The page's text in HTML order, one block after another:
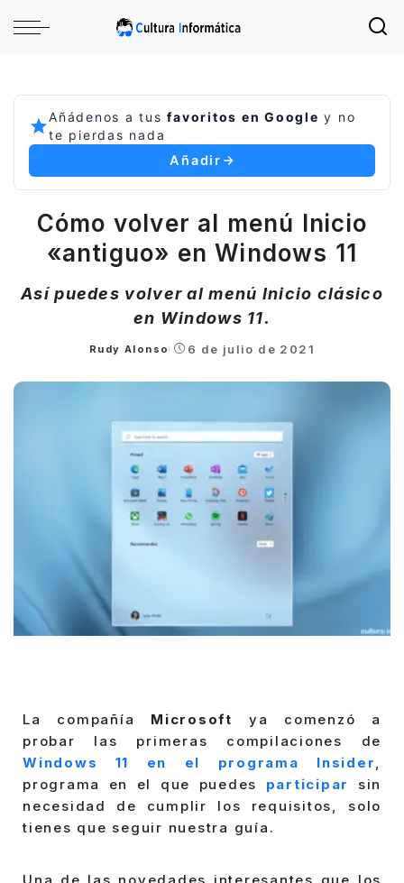
Añádenos a tusfavoritos en Google y no
te pierdas nada
Añadir
Cómo volver al menú Inicio
«antiguo» en Windows 11
Así puedes volver al menú Inicio clásico
en Windows 11.
Posted
Rudy Alonso 6 de julio de 2021
La compañía Microsoft
ya comenzó a
probar las primeras compilaciones de
Windows 11 en el programa Insider,
programa en el que puedes participar
sin
necesidad de cumplir los requisitos, solo
tienes que seguir nuestra guía.